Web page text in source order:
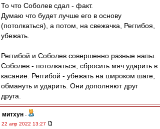
То что Соболев сдал - факт.
Думаю что будет лучше его в основу
(потолкаться), а потом, на свежачка, Реггибоя,
убежать.
Реггибой и Соболев совершенно разные напы.
Соболев - потолкаться, сбросить мяч ударить в
касание. Реггибой - убежать на широком шаге,
обмануть и ударить. Они дополняют друг
друга.
митхун -
22 апр 2022 13:27